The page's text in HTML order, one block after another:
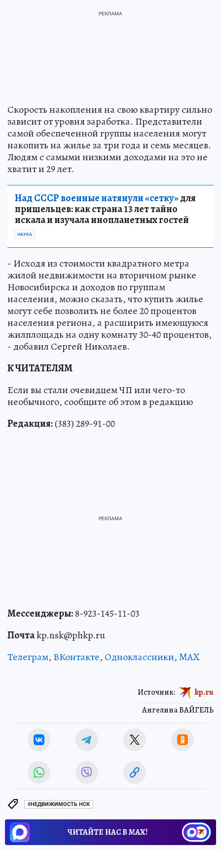
Скорость накопления на свою квартиру сильно
зависит от уровня заработка. Представители
самой обеспеченной группы населения могут
накопить на жилье за три года и семь месяцев.
Людям с самыми низкими доходами на это не
хватит и 29 лет.
Над СССР военные натянули «сетку»для
пришельцев: как страна 13 лет тайно
искала и изучала инопланетных гостей
НАУКА
- Исходя из стоимости квадратного метра
жилой недвижимости на вторичном рынке
Новосибирска и доходов по группам
населения, можно сказать, что купить жилье
могут себе позволить не более 20 процентов
населения региона, а расширить имеющуюся
жилплощадь на одну комнату 30-40 процентов,
- добавил Сергей Николаев.
К ЧИТАТЕЛЯМ
Если вы стали очевидцем ЧП или чего-то
необычного, сообщите об этом в редакцию
Редакция:(383) 289-91-00
Мессенджеры:8-923-145-11-03
Почтаkp.nsk@phkp.ru
Телеграм, ВКонтакте, Одноклассники,MAX
Ангелина ВАЙГЕЛЬ
Источник: kp.ru
#НЕДВИЖИМОСТЬ НСК
ЧИТАЙТЕ НАС В МАХ!